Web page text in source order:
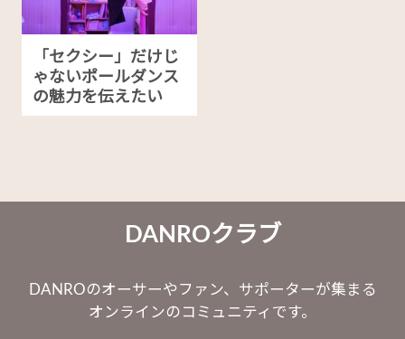
「セクシー」だけじ
ゃないポールダンス
の魅力を伝えたい
DANROクラブ
DANROのオーサーやファン、サポーターが集まる
オンラインのコミュニティです。